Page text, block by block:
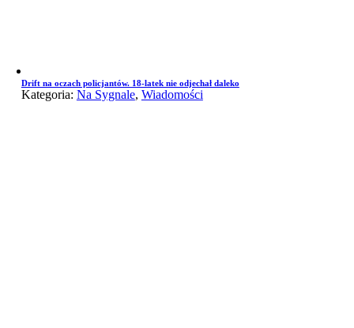
Drift na oczach policjantów. 18-latek nie odjechał daleko
Kategoria: Na Sygnale, Wiadomości